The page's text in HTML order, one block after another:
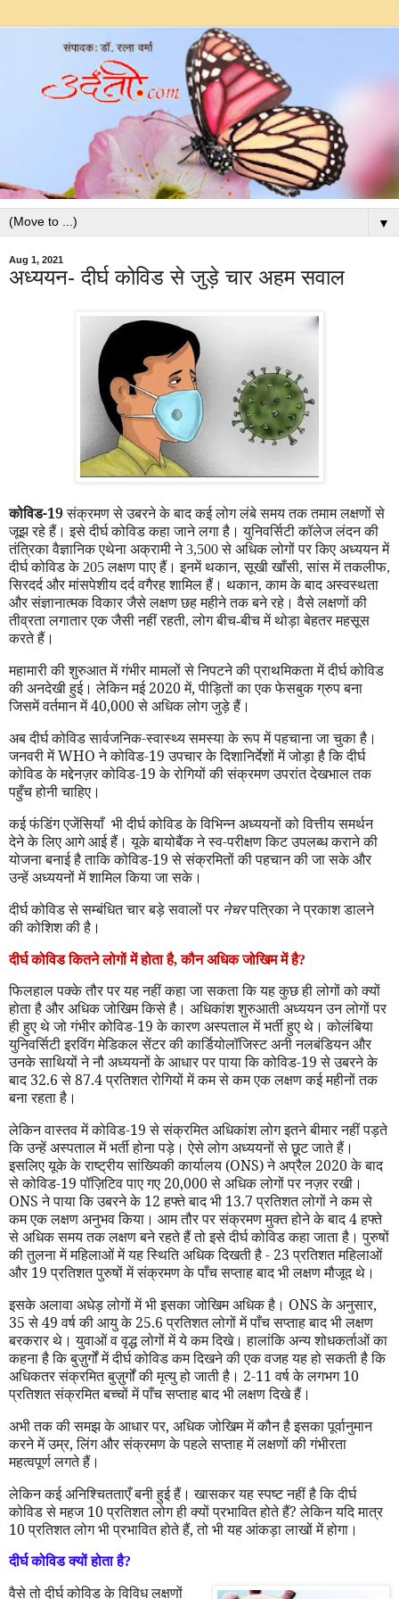
▼
Aug 1, 2021
अध्ययन- दीर्घ कोविड से जुड़े चार अहम सवाल
कोविड-19संक्रमण से उबरने के बाद कई लोग लंबे समय तक तमाम लक्षणों से
जूझ रहे हैं। इसे दीर्घ कोविड कहा जाने लगा है। युनिवर्सिटी कॉलेज लंदन की
तंत्रिका वैज्ञानिक एथेना अक्रामी ने 3,500 से अधिक लोगों पर किए अध्ययन में
दीर्घ कोविड के 205 लक्षण पाए हैं। इनमें थकान,सूखी खाँसी,सांस में तकलीफ,
सिरदर्द और मांसपेशीय दर्द वगैरह शामिल हैं। थकान,काम के बाद अस्वस्थता
और संज्ञानात्मक विकार जैसे लक्षण छह महीने तक बने रहे। वैसे लक्षणों की
तीव्रता लगातार एक जैसी नहीं रहती,लोग बीच-बीच में थोड़ा बेहतर महसूस
करते हैं।
महामारी की शुरुआत में गंभीर मामलों से निपटने की प्राथमिकता में दीर्घ कोविड
की अनदेखी हुई। लेकिन मई 2020 में,पीड़ितों का एक फेसबुक ग्रुप बना
जिसमें वर्तमान में 40,000 से अधिक लोग जुड़े हैं।
अब दीर्घ कोविड सार्वजनिक-स्वास्थ्य समस्या के रूप में पहचाना जा चुका है।
जनवरी मेंWHOने कोविड-19 उपचार के दिशानिर्देशों में जोड़ा है कि दीर्घ
कोविड के मद्देनज़र कोविड-19 के रोगियों की संक्रमण उपरांत देखभाल तक
पहुँच होनी चाहिए।
कई फंडिंग एजेंसियाँ भी दीर्घ कोविड के विभिन्न अध्ययनों को वित्तीय समर्थन
देने के लिए आगे आई हैं। यूके बायोबैंक ने स्व-परीक्षण किट उपलब्ध कराने की
योजना बनाई है ताकि कोविड-19 से संक्रमितों की पहचान की जा सके और
उन्हें अध्ययनों में शामिल किया जा सके।
दीर्घ कोविड से सम्बंधित चार बड़े सवालों पर नेचरपत्रिका ने प्रकाश डालने
की कोशिश की है।
दीर्घ कोविड कितने लोगों में होता है,कौन अधिक जोखिम में है?
फिलहाल पक्के तौर पर यह नहीं कहा जा सकता कि यह कुछ ही लोगों को क्यों
होता है और अधिक जोखिम किसे है। अधिकांश शुरुआती अध्ययन उन लोगों पर
ही हुए थे जो गंभीर कोविड-19 के कारण अस्पताल में भर्ती हुए थे। कोलंबिया
युनिवर्सिटी इरविंग मेडिकल सेंटर की कार्डियोलॉजिस्ट अनी नलबंडियन और
उनके साथियों ने नौ अध्ययनों के आधार पर पाया कि कोविड-19 से उबरने के
बाद 32.6 से 87.4 प्रतिशत रोगियों में कम से कम एक लक्षण कई महीनों तक
बना रहता है।
लेकिन वास्तव में कोविड-19 से संक्रमित अधिकांश लोग इतने बीमार नहीं पड़ते
कि उन्हें अस्पताल में भर्ती होना पड़े। ऐसे लोग अध्ययनों से छूट जाते हैं।
इसलिए यूके के राष्ट्रीय सांख्यिकी कार्यालय (ONS) ने अप्रैल 2020 के बाद
से कोविड-19 पॉज़िटिव पाए गए 20,000 से अधिक लोगों पर नज़र रखी।
ONSने पाया कि उबरने के 12 हफ्ते बाद भी 13.7 प्रतिशत लोगों ने कम से
कम एक लक्षण अनुभव किया। आम तौर पर संक्रमण मुक्त होने के बाद 4 हफ्ते
से अधिक समय तक लक्षण बने रहते हैं तो इसे दीर्घ कोविड कहा जाता है। पुरुषों
की तुलना में महिलाओं में यह स्थिति अधिक दिखती है - 23 प्रतिशत महिलाओं
और 19 प्रतिशत पुरुषों में संक्रमण के पाँच सप्ताह बाद भी लक्षण मौजूद थे।
इसके अलावा अधेड़ लोगों में भी इसका जोखिम अधिक है। ONSके अनुसार,
35 से 49 वर्ष की आयु के 25.6 प्रतिशत लोगों में पाँच सप्ताह बाद भी लक्षण
बरकरार थे। युवाओं व वृद्ध लोगों में ये कम दिखे। हालांकि अन्य शोधकर्ताओं का
कहना है कि बुज़ुर्गों में दीर्घ कोविड कम दिखने की एक वजह यह हो सकती है कि
अधिकतर संक्रमित बुज़ुर्गों की मृत्यु हो जाती है। 2-11 वर्ष के लगभग 10
प्रतिशत संक्रमित बच्चों में पाँच सप्ताह बाद भी लक्षण दिखे हैं।
अभी तक की समझ के आधार पर, अधिक जोखिम में कौन है इसका पूर्वानुमान
करने में उम्र,लिंग और संक्रमण के पहले सप्ताह में लक्षणों की गंभीरता
महत्वपूर्ण लगते हैं।
लेकिन कई अनिश्चितताएँ बनी हुई हैं। खासकर यह स्पष्ट नहीं है कि दीर्घ
कोविड से महज 10 प्रतिशत लोग ही क्यों प्रभावित होते हैं?लेकिन यदि मात्र
10 प्रतिशत लोग भी प्रभावित होते हैं,तो भी यह आंकड़ा लाखों में होगा।
दीर्घ कोविड क्यों होता है?
वैसे तो दीर्घ कोविड के विविध लक्षणों